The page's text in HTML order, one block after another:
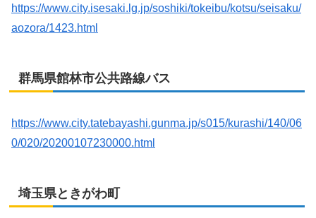
https://www.city.isesaki.lg.jp/soshiki/tokeibu/kotsu/seisaku/
aozora/1423.html
群馬県館林市公共路線バス
https://www.city.tatebayashi.gunma.jp/s015/kurashi/140/06
0/020/20200107230000.html
埼玉県ときがわ町